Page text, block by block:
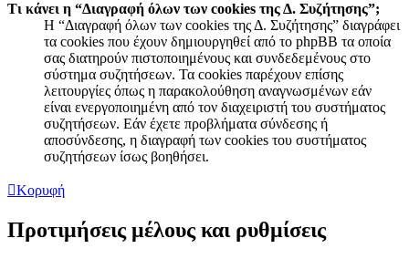
Τι κάνει η “Διαγραφή όλων των cookies της Δ. Συζήτησης”;
Η “Διαγραφή όλων των cookies της Δ. Συζήτησης” διαγράφει
τα cookies που έχουν δημιουργηθεί από το phpBB τα οποία
σας διατηρούν πιστοποιημένους και συνδεδεμένους στο
σύστημα συζητήσεων. Τα cookies παρέχουν επίσης
λειτουργίες όπως η παρακολούθηση αναγνωσμένων εάν
είναι ενεργοποιημένη από τον διαχειριστή του συστήματος
συζητήσεων. Εάν έχετε προβλήματα σύνδεσης ή
αποσύνδεσης, η διαγραφή των cookies του συστήματος
συζητήσεων ίσως βοηθήσει.
Κορυφή
Προτιμήσεις μέλους και ρυθμίσεις